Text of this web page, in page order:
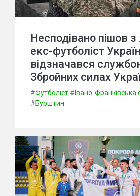
Несподівано пішов
екс-футболіст
відзначався
Збройних силах
#Футболіст # Івано-Франківська
#Бурштин